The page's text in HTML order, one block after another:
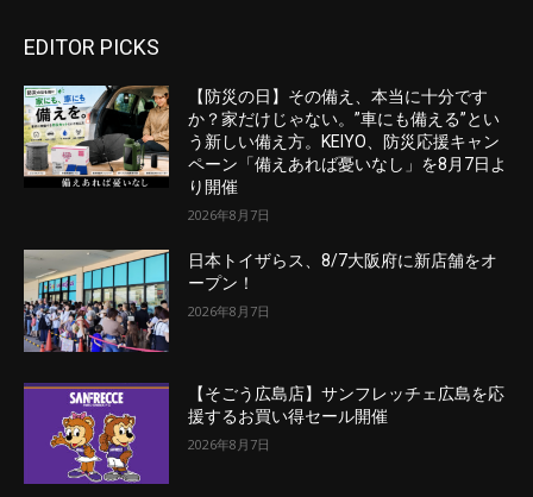
EDITOR PICKS
【防災の日】その備え、本当に十分です
か？家だけじゃない。”車にも備える”とい
う新しい備え方。KEIYO、防災応援キャン
ペーン「備えあれば憂いなし」を8月7日よ
り開催
2026年8月7日
日本トイザらス、8/7大阪府に新店舗をオ
ープン！
2026年8月7日
【そごう広島店】サンフレッチェ広島を応
援するお買い得セール開催
2026年8月7日